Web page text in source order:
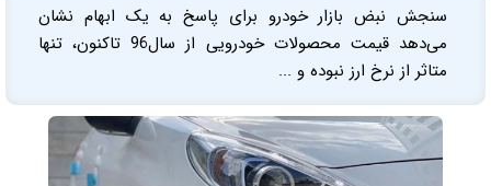
سنجش نبض بازار خودرو برای پاسخ به یک ابهام نشان
می‌دهد قیمت محصولات خودرویی از سال96 تاکنون، تنها
متاثر از نرخ ارز نبوده و ...